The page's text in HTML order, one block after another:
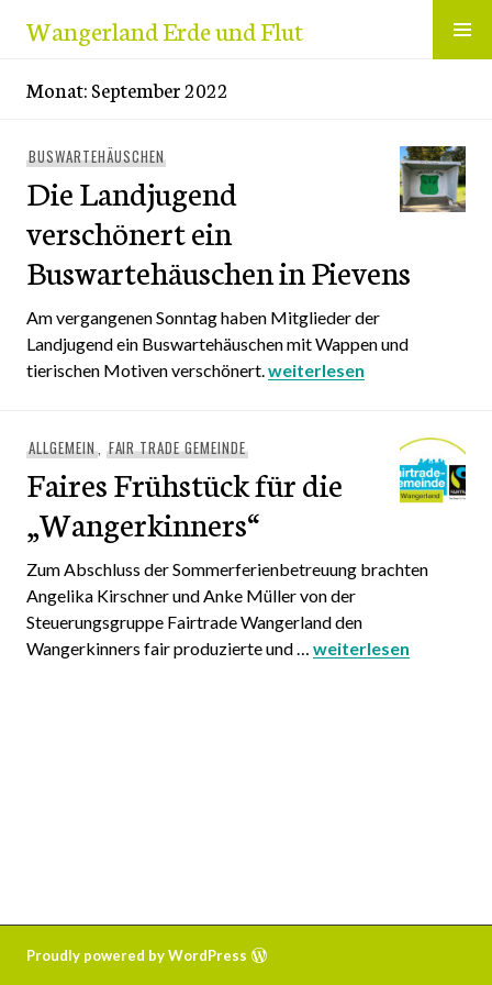
InhaltWangerland Erde und Flut
Monat:September 2022
BUSWARTEHÄUSCHEN
Die Landjugend
verschönert ein
Buswartehäuschen in Pievens
Am vergangenen Sonntag haben Mitglieder der
Landjugend ein Buswartehäuschen mit Wappen und
tierischen Motiven verschönert.Die Landjugend
weiterlesen
ALLGEMEIN, FAIR TRADE GEMEINDE
Faires Frühstück für die
„Wangerkinners“
Zum Abschluss der Sommerferienbetreuung brachten
Angelika Kirschner und Anke Müller von der
Steuerungsgruppe Fairtrade Wangerland den
Wangerkinners fair produzierte und … Faires Frühstück für
weiterlesen
Proudly powered by WordPress